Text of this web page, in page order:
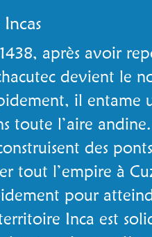
Incas
après avoir
devient le
il entame
toute l’aire
des
tout l’empire à
pour
Inca est